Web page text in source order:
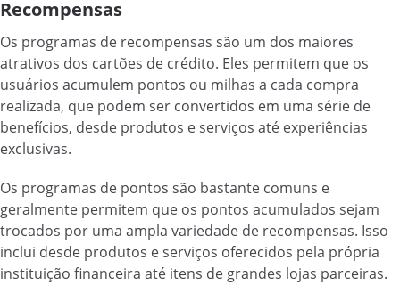
Recompensas
Os programas de recompensas são um dos maiores
atrativos dos cartões de crédito. Eles permitem que os
usuários acumulem pontos ou milhas a cada compra
realizada, que podem ser convertidos em uma série de
benefícios, desde produtos e serviços até experiências
exclusivas.
Os programas de pontos são bastante comuns e
geralmente permitem que os pontos acumulados sejam
trocados por uma ampla variedade de recompensas. Isso
inclui desde produtos e serviços oferecidos pela própria
instituição financeira até itens de grandes lojas parceiras.